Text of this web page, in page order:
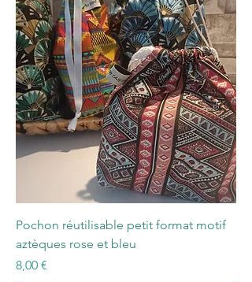
Pochon réutilisable petit format motif
aztèques rose et bleu
Prix
8,00 €